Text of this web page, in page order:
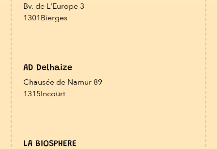
Bv. de L'Europe 3
1301Bierges
AD Delhaize
Chausée de Namur 89
1315Incourt
LA BIOSPHERE